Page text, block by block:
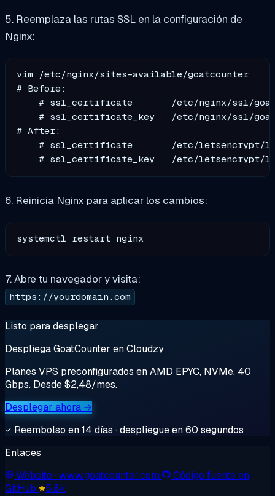
5. Reemplaza las rutas SSL en la configuración de
Nginx:
vim /etc/nginx/sites-available/goatcounter
# Before:
# ssl_certificate       /etc/nginx/ssl/
# ssl_certificate_key   /etc/nginx/ssl/
# After:
# ssl_certificate       /etc/letsencrypt/
6. Reinicia Nginx para aplicar los cambios:
7. Abre tu navegador y visita:
https://yourdomain.com
Listo para desplegar
Despliega GoatCounter en Cloudzy
Planes VPS preconfigurados en AMD EPYC, NVMe, 40
Gbps. Desde $2,48/mes.
Desplegar ahora →
Reembolso en 14 días · despliegue en 60 segundos
Enlaces
Website· www.goatcounter.com
Código fuente en
GitHub
5.8k